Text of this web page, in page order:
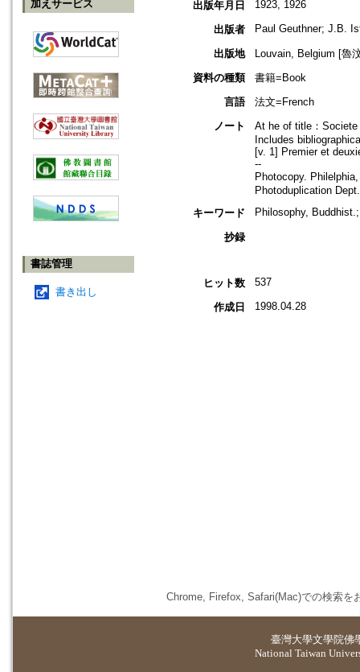
加えサービス
書誌管理
書き出し
出版年月日 1923, 1926
出版者 Paul Geuthner; J.B.
出版地
Louvain, Belgium [魯
資料の種類
書籍=Book
言語
法文=French
ノート
At he of title：
Includes
[v. 1] Premier et
--
Photocopy.
Photoduplication
キーワード
Philosophy,
抄録
ヒット数 537
作成日 1998.04.28
Chrome, Firefox, Safari(Mac)での検索を
臺灣大學文學院佛
National Taiwan